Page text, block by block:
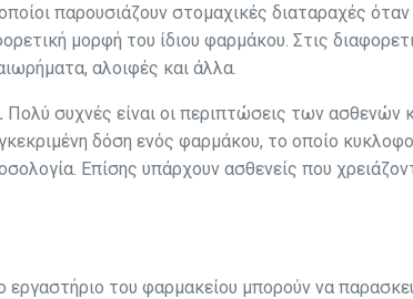
παρουσιάζουν στομαχικές διαταραχές
μορφή του ίδιου φαρμάκου. Στις
αλοιφές και άλλα.
. Πολύ συχνές είναι οι περιπτώσεις των
δόση ενός φαρμάκου, το οποίο
Επίσης υπάρχουν ασθενείς που
εργαστήριο του φαρμακείου μπορούν να